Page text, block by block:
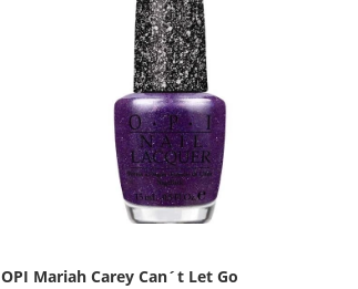
OPI Mariah Carey Can´t Let Go